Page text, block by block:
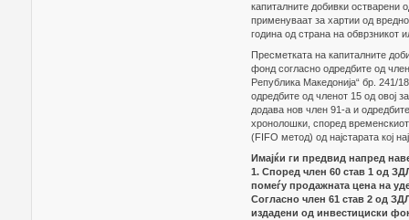
капиталните добивки остварени
применуваат за хартии од
година од страна на обврзникот
Пресметката на капиталните
фонд согласно одредбите од
Република Македонија“ бр. 241/
одредбите од членот 15 од овој
додава нов член 91-а и
хронолошки, според
(FIFO метод) од најстарата кој
Имајќи ги предвид напред
1. Според член 60 став 1 од
помеѓу продажната цена на
Согласно член 61 став 2 од
издадени од инвестициски